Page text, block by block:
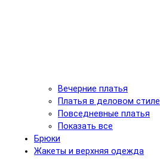
Вечерние платья
Платья в деловом стиле
Повседневные платья
Показать все
Брюки
Жакеты и верхняя одежда